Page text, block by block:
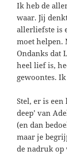
Ik heb de
waar. Jij
allerliefste is
moet helpen.
Ondanks dat
heel lief is,
gewoontes.
Stel, er is
deep’ van
(en dan
maar je
de nadruk op